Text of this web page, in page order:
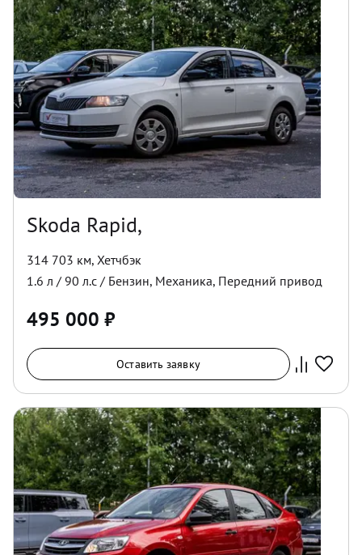
Skoda Rapid,
314 703 км, Хетчбэк
1.6 л / 90 л.с / Бензин, Механика, Передний привод
495 000 ₽
Оставить заявку